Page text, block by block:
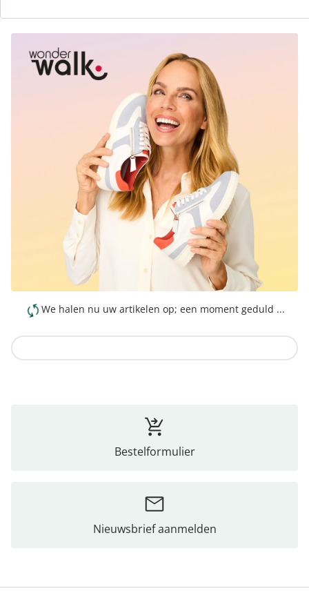
We halen nu uw artikelen op; een moment geduld ...
Bestelformulier
Nieuwsbrief aanmelden